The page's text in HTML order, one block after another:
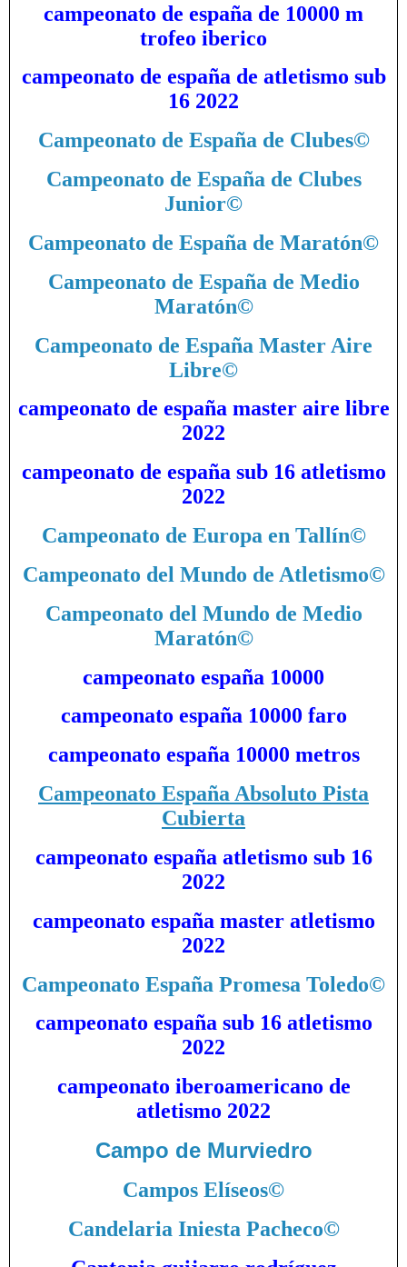
campeonato de españa de 10000 m
trofeo iberico
campeonato de españa de atletismo sub
16 2022
Campeonato de España de Clubes©
Campeonato de España de Clubes
Junior©
Campeonato de España de Maratón©
Campeonato de España de Medio
Maratón©
Campeonato de España Master Aire
Libre©
campeonato de españa master aire libre
2022
campeonato de españa sub 16 atletismo
2022
Campeonato de Europa en Tallín©
Campeonato del Mundo de Atletismo©
Campeonato del Mundo de Medio
Maratón©
campeonato españa 10000
campeonato españa 10000 faro
campeonato españa 10000 metros
Campeonato España Absoluto Pista
Cubierta
campeonato españa atletismo sub 16
2022
campeonato españa master atletismo
2022
Campeonato España Promesa Toledo©
campeonato españa sub 16 atletismo
2022
campeonato iberoamericano de
atletismo 2022
Campo de Murviedro
Campos Elíseos©
Candelaria Iniesta Pacheco©